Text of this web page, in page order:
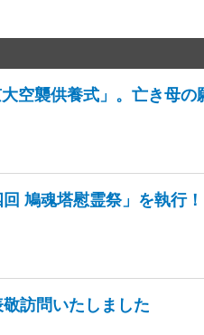
空襲供養式」。亡き母
鳩魂塔慰霊祭」を執行！
訪問いたしました